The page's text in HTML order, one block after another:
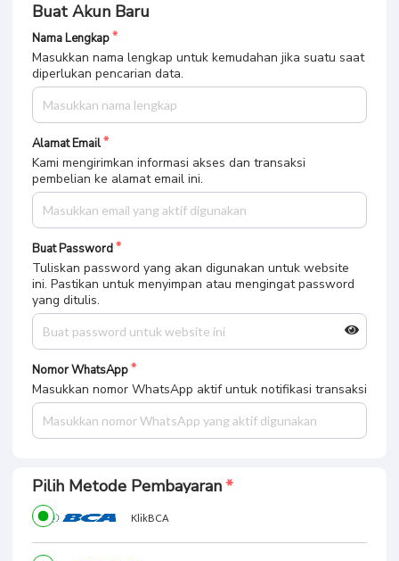
Buat Akun Baru
Nama Lengkap
Masukkan nama lengkap untuk kemudahan jika suatu saat
diperlukan pencarian data.
Alamat Email
Kami mengirimkan informasi akses dan transaksi
pembelian ke alamat email ini.
Buat Password
Tuliskan password yang akan digunakan untuk website
ini. Pastikan untuk menyimpan atau mengingat password
yang ditulis.
Nomor WhatsApp
Masukkan nomor WhatsApp aktif untuk notifikasi transaksi
Pilih Metode Pembayaran
KlikBCA